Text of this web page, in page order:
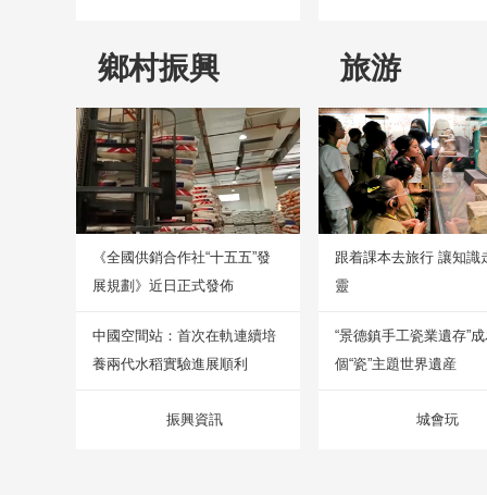
鄉村振興
《全國供銷合作社“十五五”發
展規劃》近日正式發佈
中國空間站：首次在軌連續培
養兩代水稻實驗進展順利
振興資訊
旅游
跟着課本去旅行 讓知識
靈
“景德鎮手工瓷業遺存”
個“瓷”主題世界遺産
城會玩